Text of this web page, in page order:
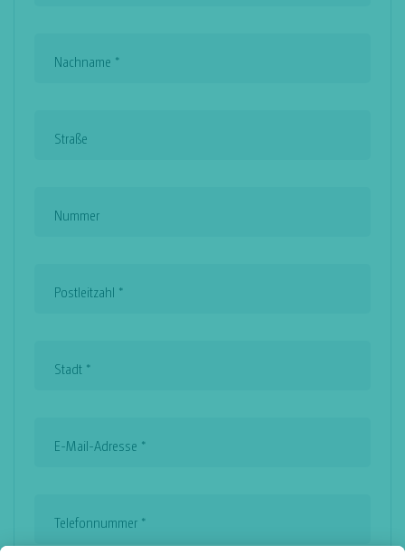
Nachname *
Straße
Nummer
Postleitzahl *
Stadt *
E-Mail-Adresse *
Telefonnummer *